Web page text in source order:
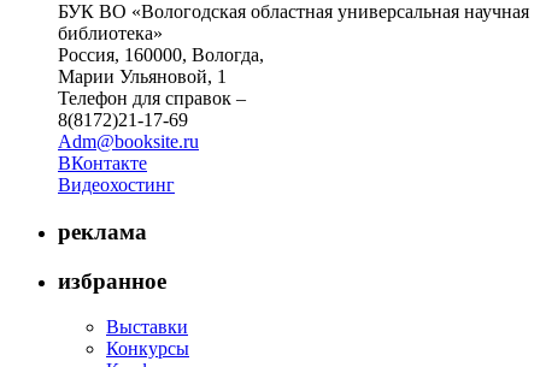
БУК ВО «Вологодская областная универсальная научная
библиотека»
Россия, 160000, Вологда,
Марии Ульяновой, 1
Телефон для справок –
8(8172)21-17-69
Adm@booksite.ru
ВКонтакте
Видеохостинг
реклама
избранное
Выставки
Конкурсы